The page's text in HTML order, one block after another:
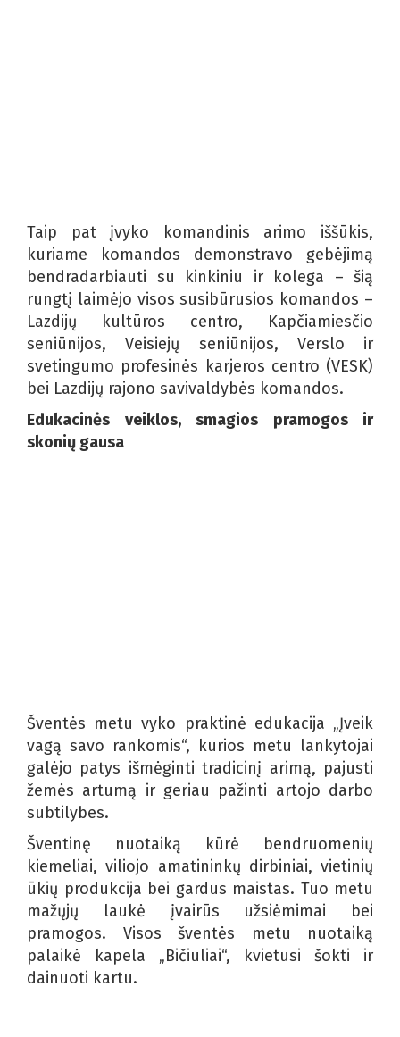
Taip pat įvyko komandinis arimo iššūkis,
kuriame komandos demonstravo gebėjimą
bendradarbiauti su kinkiniu ir kolega – šią
rungtį laimėjo visos susibūrusios komandos –
Lazdijų kultūros centro, Kapčiamiesčio
seniūnijos, Veisiejų seniūnijos, Verslo ir
svetingumo profesinės karjeros centro (VESK)
bei Lazdijų rajono savivaldybės komandos.
Edukacinės veiklos, smagios pramogos ir
skonių gausa
Šventės metu vyko praktinė edukacija „Įveik
vagą savo rankomis“, kurios metu lankytojai
galėjo patys išmėginti tradicinį arimą, pajusti
žemės artumą ir geriau pažinti artojo darbo
subtilybes.
Šventinę nuotaiką kūrė bendruomenių
kiemeliai, viliojo amatininkų dirbiniai, vietinių
ūkių produkcija bei gardus maistas. Tuo metu
mažųjų laukė įvairūs užsiėmimai bei
pramogos. Visos šventės metu nuotaiką
palaikė kapela „Bičiuliai“, kvietusi šokti ir
dainuoti kartu.